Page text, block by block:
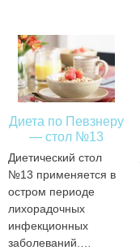
Диета по Певзнеру
— стол №13
Диетический стол
№13 применяется в
остром периоде
лихорадочных
инфекционных
заболеваний.…